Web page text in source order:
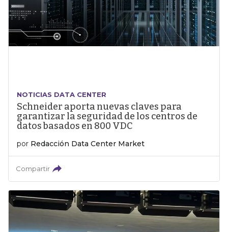
NOTICIAS DATA CENTER
Schneider aporta nuevas claves para
garantizar la seguridad de los centros de
datos basados en 800 VDC
por Redacción Data Center Market
Compartir